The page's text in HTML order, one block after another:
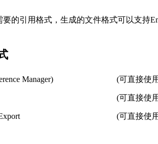
的引用格式，生成的文件格式可以支持
Manager) (可直接使
(可直接使
(可直接使